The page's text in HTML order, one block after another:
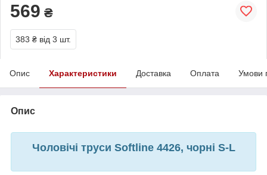
569 ₴
383 ₴ від 3 шт.
Опис Характеристики Доставка Оплата Умови
Опис
Чоловічі труси Softline 4426, чорні S-L